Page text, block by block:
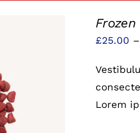
£25.00
Lorem